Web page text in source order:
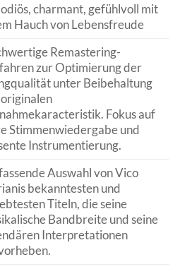
charmant, gefühlvoll mit
Hauch von Lebensfreude
Remastering-
zur Optimierung der
unter Beibehaltung
Fokus auf
Stimmenwiedergabe und
Instrumentierung.
Auswahl von Vico
bekanntesten und
Titeln, die seine
Bandbreite und seine
Interpretationen